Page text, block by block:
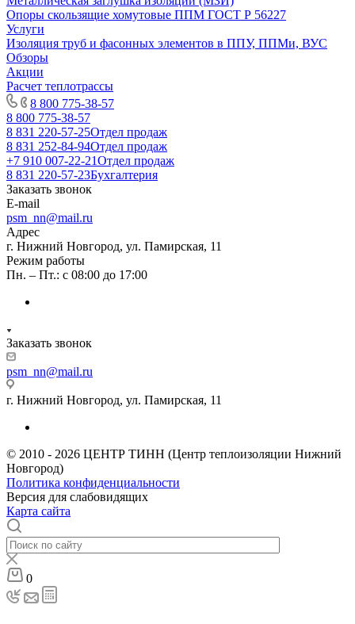
Опоры скользящие хомутовые ППМ ГОСТ Р 56227
Услуги
Изоляция труб и фасонных элементов в ППУ, ППМи, ВУС
Обзоры
Акции
Расчет теплотрассы
8 800 775-38-57
8 800 775-38-57
8 831 220-57-25Отдел продаж
8 831 252-84-94Отдел продаж
+7 910 007-22-21Отдел продаж
8 831 220-57-23Бухгалтерия
Заказать звонок
E-mail
psm_nn@mail.ru
Адрес
г. Нижний Новгород, ул. Памирская, 11
Режим работы
Пн. – Пт.: с 08:00 до 17:00
Заказать звонок
psm_nn@mail.ru
г. Нижний Новгород, ул. Памирская, 11
© 2010 - 2026 ЦЕНТР ТИНН (Центр теплоизоляции Нижний
Новгород)
Политика конфиденциальности
Версия для слабовидящих
Карта сайта
0